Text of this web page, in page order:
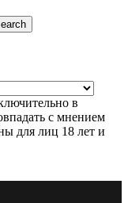
в
с мнением
для лиц 18 лет и